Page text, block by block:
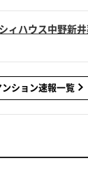
ィハウス中野新
ション速報一覧